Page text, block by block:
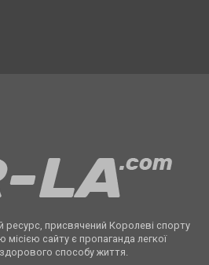
ресурс, присвячений Королеві спорту
місією сайту є пропаганда легкої
способу життя.